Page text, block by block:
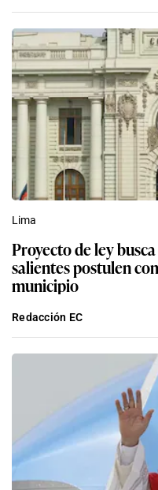
Lima
Proyecto de ley
salientes postulen
municipio
Redacción EC